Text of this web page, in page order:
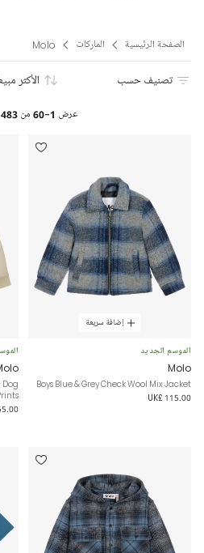
الصفحة الرئيسية الماركات Molo
تصنيف حسب الأكثر
عرض 1-60 من483
إضافة سريعة
الموسم الجديد
Molo
Boys Blue & Grey Check Wool Mix Jacket
UK£ 115.00
Dog